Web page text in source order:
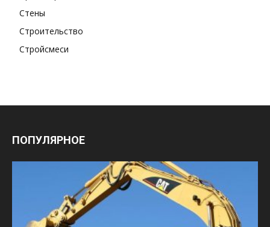
Стены
Строительство
Стройсмеси
ПОПУЛЯРНОЕ